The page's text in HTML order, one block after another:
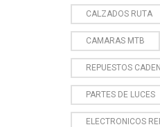
CALZADOS RUTA
CAMARAS MTB
REPUESTOS
PARTES DE LUCES
ELECTRONICOS